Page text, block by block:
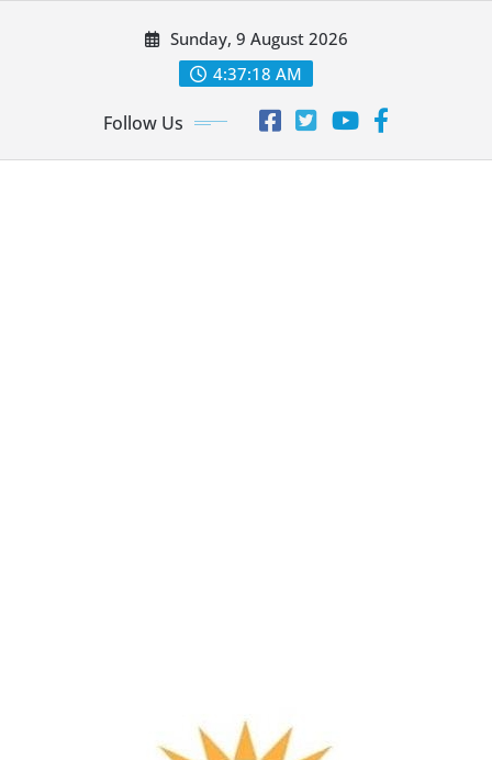
Sunday, 9 August 2026
4:37:20 AM
Follow Us